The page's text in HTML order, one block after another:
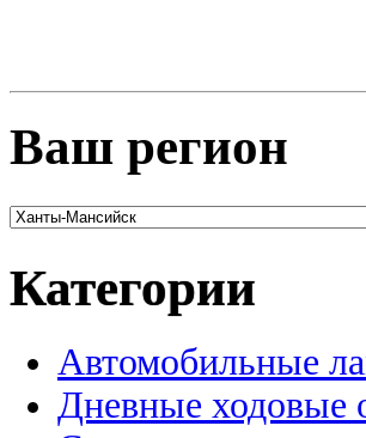
Ваш регион
Категории
Автомобильные
Дневные ходовые